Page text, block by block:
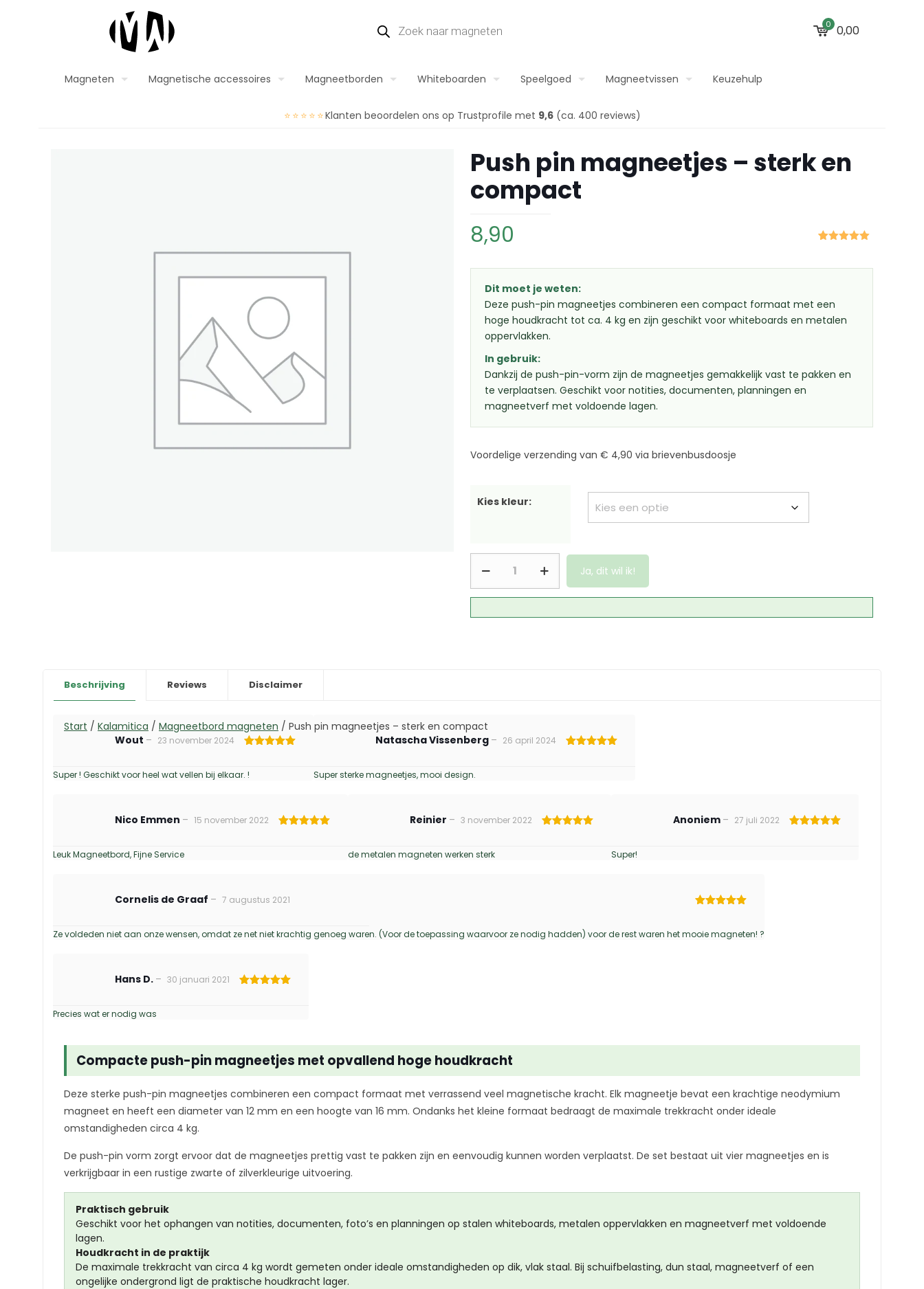
0 0,00
Magneten Magnetische accessoires Magneetborden Whiteboarden Speelgoed Magneetvissen Keuzehulp
⭐⭐⭐⭐⭐Klanten beoordelen ons op Trustprofile met 9,6(ca. 400 reviews)
Push pin magneetjes – sterk en
compact
gebaseerd
8,90
Dit moet je weten:
Deze push-pin magneetjes combineren een compact formaat met een
hoge houdkracht tot ca. 4 kg en zijn geschikt voor whiteboards en metalen
oppervlakken.
In gebruik:
Dankzij de push-pin-vorm zijn de magneetjes gemakkelijk vast te pakken en
te verplaatsen. Geschikt voor notities, documenten, planningen en
magneetverf met voldoende lagen.
Voordelige verzending van € 4,90 via brievenbusdoosje
Kies kleur:
Ja, dit wil ik!
Beschrijving Reviews Disclaimer
Start / Kalamitica / Magneetbord magneten / Push pin magneetjes – sterk en compact
Wout – 23 november 2024
Super ! Geschikt voor heel wat vellen bij elkaar. !
Natascha Vissenberg – 26 april 2024
Super sterke magneetjes, mooi design.
Nico Emmen – 15 november 2022
Leuk Magneetbord, Fijne Service
Reinier – 3 november 2022
de metalen magneten werken sterk
Anoniem – 27 juli 2022
Super!
Cornelis de Graaf – 7 augustus 2021
Ze voldeden niet aan onze wensen, omdat ze net niet krachtig genoeg waren. (Voor de toepassing waarvoor ze nodig hadden) voor de rest waren het mooie magneten! ?
Hans D. – 30 januari 2021
Precies wat er nodig was
Compacte push-pin magneetjes met opvallend hoge houdkracht
Deze sterke push-pin magneetjes combineren een compact formaat met verrassend veel magnetische kracht. Elk magneetje bevat een krachtige neodymium
magneet en heeft een diameter van 12 mm en een hoogte van 16 mm. Ondanks het kleine formaat bedraagt de maximale trekkracht onder ideale
omstandigheden circa 4 kg.
De push-pin vorm zorgt ervoor dat de magneetjes prettig vast te pakken zijn en eenvoudig kunnen worden verplaatst. De set bestaat uit vier magneetjes en is
verkrijgbaar in een rustige zwarte of zilverkleurige uitvoering.
Praktisch gebruik
Geschikt voor het ophangen van notities, documenten, foto’s en planningen op stalen whiteboards, metalen oppervlakken en magneetverf met voldoende
lagen.
Houdkracht in de praktijk
De maximale trekkracht van circa 4 kg wordt gemeten onder ideale omstandigheden op dik, vlak staal. Bij schuifbelasting, dun staal, magneetverf of een
ongelijke ondergrond ligt de praktische houdkracht lager.